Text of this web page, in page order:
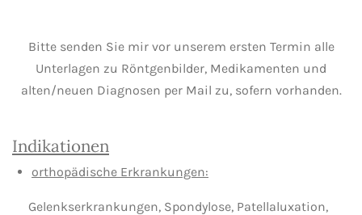
Bitte senden Sie mir vor unserem ersten Termin alle
Unterlagen zu Röntgenbilder, Medikamenten und
alten/neuen Diagnosen per Mail zu, sofern vorhanden.
Indikationen
orthopädische Erkrankungen:
Gelenkserkrankungen, Spondylose, Patellaluxation,